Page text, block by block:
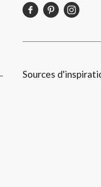
Sources